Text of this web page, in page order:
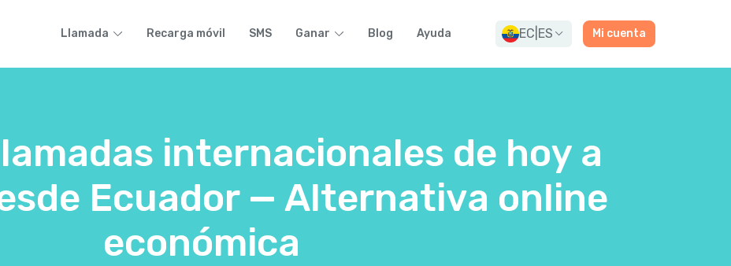
Llamada Recarga móvil SMS Ganar Blog Ayuda EC ES Mi cuenta
internacionales de hoy a
Ecuador — Alternativa online
económica